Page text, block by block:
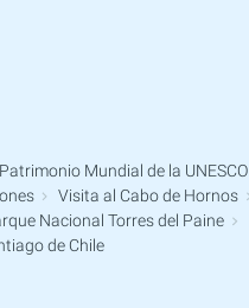
Mundial de la UNESCO
Visita al Cabo de Hornos
Nacional Torres del Paine
de Chile